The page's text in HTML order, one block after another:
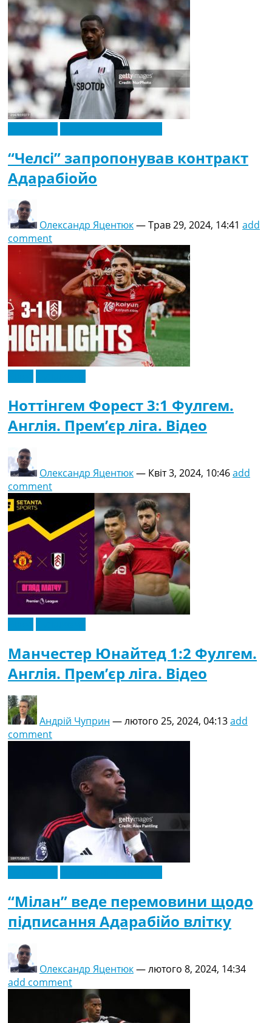
“Челсі” запропонував контракт
Адарабіойо
Олександр Яцентюк—Трав 29, 2024, 14:41 add
comment
Ноттінгем Форест 3:1 Фулгем.
Англія. Прем’єр ліга. Відео
Олександр Яцентюк— Квіт 3, 2024, 10:46add
comment
Манчестер Юнайтед 1:2 Фулгем.
Англія. Прем’єр ліга. Відео
Андрій Чуприн —лютого 25, 2024, 04:13add
comment
“Мілан” веде перемовини щодо
підписання Адарабійо влітку
Олександр Яцентюк—лютого 8, 2024, 14:34
add comment